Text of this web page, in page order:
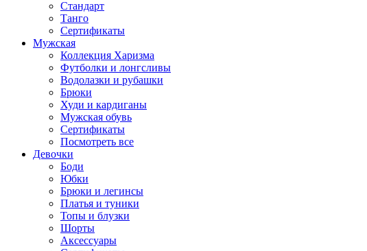
Стандарт
Танго
Сертификаты
Мужская
Коллекция Харизма
Футболки и лонгсливы
Водолазки и рубашки
Брюки
Худи и кардиганы
Мужская обувь
Сертификаты
Посмотреть все
Девочки
Боди
Юбки
Брюки и легинсы
Платья и туники
Топы и блузки
Шорты
Аксессуары